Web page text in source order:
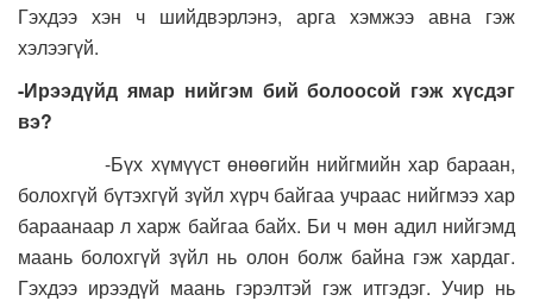
Гэхдээ хэн ч шийдвэрлэнэ, арга хэмжээ авна гэж
хэлээгүй.
-Ирээдүйд ямар нийгэм бий болоосой гэж хүсдэг
вэ?
-Бүх хүмүүст өнөөгийн нийгмийн хар бараан,
болохгүй бүтэхгүй зүйл хүрч байгаа учраас нийгмээ хар
бараанаар л харж байгаа байх. Би ч мөн адил нийгэмд
маань болохгүй зүйл нь олон болж байна гэж хардаг.
Гэхдээ ирээдүй маань гэрэлтэй гэж итгэдэг. Учир нь